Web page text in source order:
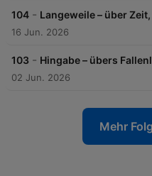
104 - Langeweile – über
16 Jun. 2026
103 - Hingabe – übers
02 Jun. 2026
Mehr